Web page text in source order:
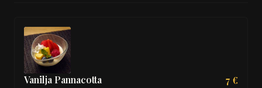
Vanilja Pannacotta 7 €